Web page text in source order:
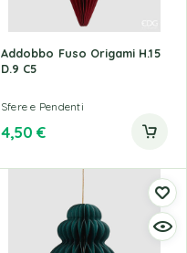
Addobbo Fuso Origami H.15
D.9 C5
Sfere e Pendenti
4,50€